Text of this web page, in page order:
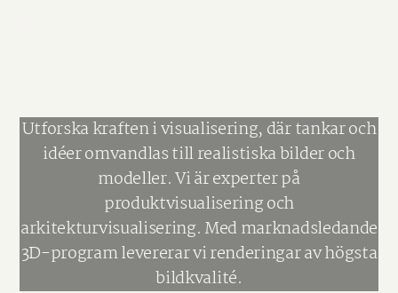
Utforska kraften i visualisering, där tankar och
idéer omvandlas till realistiska bilder och
modeller. Vi är experter på
produktvisualisering och
arkitekturvisualisering. Med marknadsledande
3D-program levererar vi renderingar av högsta
bildkvalité.